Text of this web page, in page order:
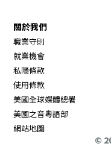
關於我們
職業守則
就業機會
私隱條款
使用條款
美國全球媒體總署
美國之音粵語部
網站地圖
©